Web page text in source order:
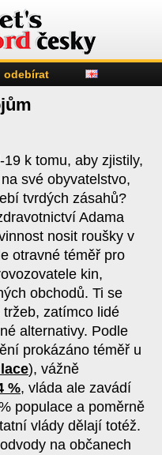
odebírat
k tomu, aby zjistily,
své obyvatelstvo,
tvrdých zásahů?
Adama
nosit roušky v
otravné téměř pro
kin,
obchodů. Ti se
zatímco lidé
alternativy. Podle
prokázáno téměř u
), vážně
%, vláda ale zavádí
populace a poměrně
vlády dělají totéž.
na občanech